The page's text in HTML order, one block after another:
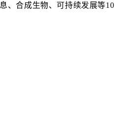
、合成生物、可持续发展等10